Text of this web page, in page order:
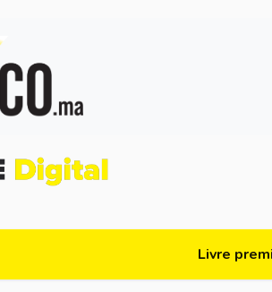
Livre